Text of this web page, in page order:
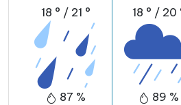
18 ° / 21 °
87 %
18 ° / 20
89 %